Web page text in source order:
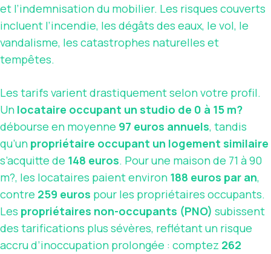
et l’indemnisation du mobilier. Les risques couverts
incluent l’incendie, les dégâts des eaux, le vol, le
vandalisme, les catastrophes naturelles et
tempêtes.
Les tarifs varient drastiquement selon votre profil.
Un locataire occupant un studio de 0 à 15 m?
débourse en moyenne 97 euros annuels, tandis
qu’un propriétaire occupant un logement similaire
s’acquitte de 148 euros. Pour une maison de 71 à 90
m?, les locataires paient environ 188 euros par an,
contre 259 euros pour les propriétaires occupants.
Les propriétaires non-occupants (PNO) subissent
des tarifications plus sévères, reflétant un risque
accru d’inoccupation prolongée : comptez 262